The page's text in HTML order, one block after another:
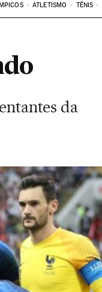
ATLETISMO TÊNIS
da